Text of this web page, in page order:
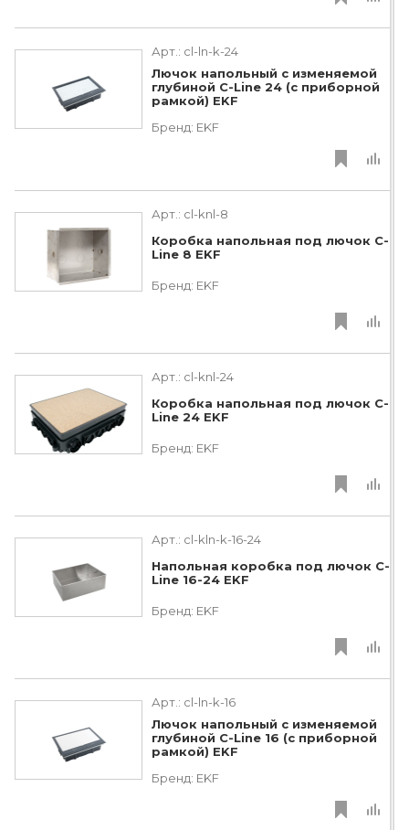
Арт.: cl-ln-k-24
Лючок напольный с изменяемой
глубиной C-Line 24 (с приборной
рамкой) EKF
Бренд: EKF
Арт.: cl-knl-8
Коробка напольная под лючок C-
Line 8 EKF
Бренд: EKF
Арт.: cl-knl-24
Коробка напольная под лючок C-
Line 24 EKF
Бренд: EKF
Арт.: cl-kln-k-16-24
Напольная коробка под лючок C-
Line 16-24 EKF
Бренд: EKF
Арт.: cl-ln-k-16
Лючок напольный с изменяемой
глубиной C-Line 16 (с приборной
рамкой) EKF
Бренд: EKF